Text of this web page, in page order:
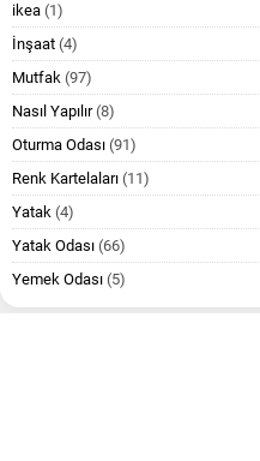
ikea (1)
İnşaat (4)
Mutfak (97)
Nasıl Yapılır(8)
Oturma Odası (91)
Renk Kartelaları (11)
Yatak (4)
Yatak Odası (66)
Yemek Odası (5)